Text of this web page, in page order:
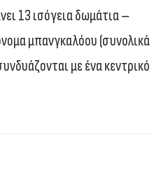
13 ισόγεια δωμάτια –
μπανγκαλόου (συνολικά
με ένα κεντρικό